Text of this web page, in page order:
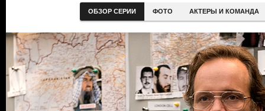
ОБЗОР СЕРИИ ФОТО АКТЕРЫ И КОМАНДА